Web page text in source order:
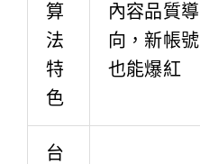
算
法
特
色
內容品質導
向，新帳號
也能爆紅
台